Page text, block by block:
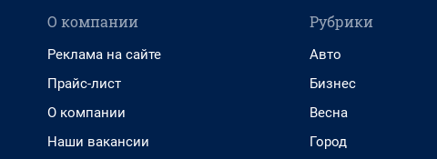
О компании
Реклама на сайте
Прайс-лист
О компании
Наши вакансии
Рубрики
Авто
Бизнес
Весна
Город